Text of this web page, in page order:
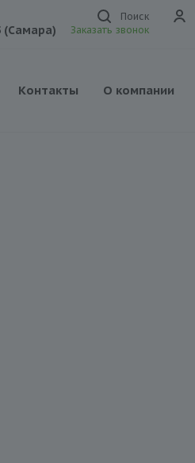
Поиск
(Самара) Заказать звонок
Контакты О компании